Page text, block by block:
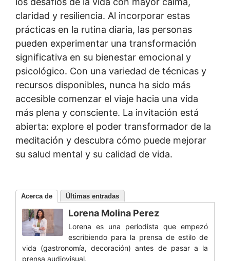
claridad y resiliencia. Al incorporar estas
prácticas en la rutina diaria, las personas
pueden experimentar una transformación
significativa en su bienestar emocional y
psicológico. Con una variedad de técnicas y
recursos disponibles, nunca ha sido más
accesible comenzar el viaje hacia una vida
más plena y consciente. La invitación está
abierta: explore el poder transformador de la
meditación y descubra cómo puede mejorar
su salud mental y su calidad de vida.
Acerca de Últimas entradas
Lorena Molina Perez
Lorena es una periodista que empezó
escribiendo para la prensa de estilo de
vida (gastronomía, decoración) antes de pasar a la
prensa audiovisual.